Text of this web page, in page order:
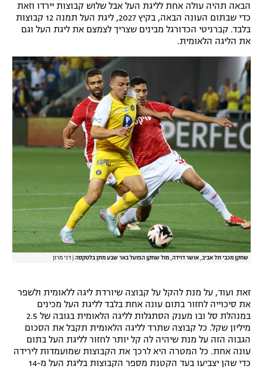
מדיניות פרטיות
תקנון פעילות ספורט 1
רשיון להקרנה פומבית לבית עסק
הצטרפות לחבילת הערוצים
לוח דרושים – ג'ובנט
גיימינג E-Sports
הבאה תהיה עולה אחת לליגת העל אבל שלוש קבוצות יירדו וזאת
כדי שבתום העונה הבאה, בקיץ 2027, ליגת העל תמנה 12 קבוצות
בלבד. קברניטי הכדורגל מבינים שצריך לצמצם את ליגת העל וגם
את הליגה הלאומית.
שחקן מכבי תל אביב, אושר דוידה, מול שחקן הפועל באר שבע מתן בלטקסה דני מרון
זאת ועוד, על מנת להקל על קבוצה שיורדת ליגה ללאומית ולשפר
את סיכוייה לחזור בתום עונה אחת בלבד לליגת העל מכינים
במנהלת סל ובו מענק הסתגלות לליגה הלאומית בגובה של 2.5
מיליון שקל. כל קבוצה שתרד לליגה הלאומית תקבל את הסכום
הגבוה הזה על מנת שיהיה לה קל יותר לחזור לליגת העל בתום
עונה אחת. כל המטרה היא לרכך את הקבוצות שמועמדות לירידה
כדי שהן יצביעו בעד הקטנת מספר הקבוצות בליגת העל מ-14